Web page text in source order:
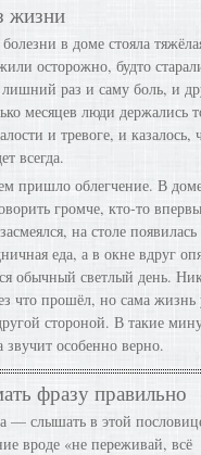
жизни
в доме стояла
осторожно, будто
раз и саму боль, и
месяцев люди держались
и тревоге, и казалось,
всегда.
пришло облегчение. В
громче, кто-то
на столе появилась
еда, а в окне вдруг
обычный светлый день.
что прошёл, но сама
стороной. В такие
звучит особенно верно.
фразу правильно
— слышать в этой
вроде «не переживай, всё